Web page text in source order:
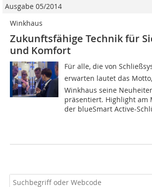
Ausgabe 05/2014
Winkhaus
Zukunftsfähige Technik für
und Komfort
Für alle, die von
erwarten lautet das
Winkhaus seine
präsentiert. Highlight am
der blueSmart Active-